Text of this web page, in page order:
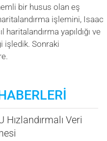
bir husus olan eş
işlemini, Isaac
yapıldığı ve
işledik. Sonraki
Veri